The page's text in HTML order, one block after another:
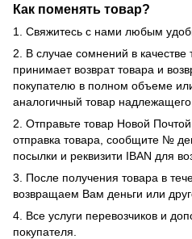
Как поменять товар?
1. Свяжитесь с нами любым
2. В случае сомнений в качестве
принимает возврат товара и
покупателю в полном объеме
аналогичный товар надлежащего
2. Отправьте товар Новой
отправка товара, сообщите №
посылки и реквизити IBAN для
3. После получения товара в
возвращаем Вам деньги или
4. Все услуги перевозчиков и
покупателя.